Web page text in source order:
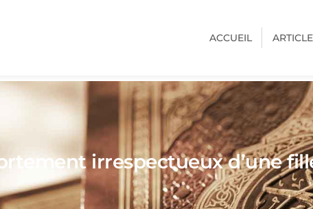
ACCUEIL
irrespectueux d’une